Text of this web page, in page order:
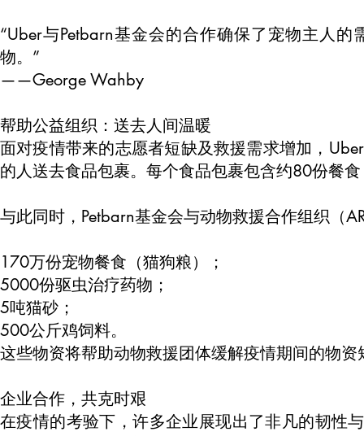
“Uber与Petbarn基金会的合作确保了宠物主人
物。”
——George Wahby
帮助公益组织：送去人间温暖
面对疫情带来的志愿者短缺及救援需求增加，
的人送去食品包裹。每个食品包裹包含约80份餐
与此同时，Petbarn基金会与动物救援合作组织（
170万份宠物餐食（猫狗粮）；
5000份驱虫治疗药物；
5吨猫砂；
500公斤鸡饲料。
这些物资将帮助动物救援团体缓解疫情期间的物资
企业合作，共克时艰
在疫情的考验下，许多企业展现出了非凡的韧性